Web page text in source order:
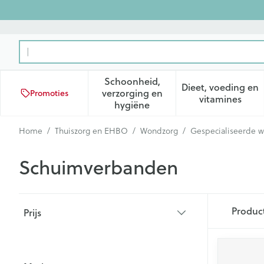
Product, merk, categorie...
Promoties
Schoonheid,
verzorging en
hygiëneToon submenu voor
Dieet, voeding en
vitamines
Toon
Home / Thuiszorg en EHBO / Wondzorg / Gespecialiseerde
Schuimverbanden
Prijs